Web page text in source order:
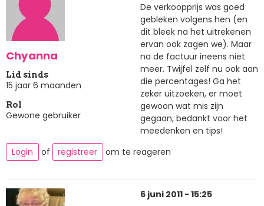
Chyanna
Lid sinds
15 jaar 6 maanden
Rol
Gewone gebruiker
De verkoopprijs was goed
gebleken volgens hen (en
dit bleek na het uitrekenen
ervan ook zagen we). Maar
na de factuur ineens niet
meer. Twijfel zelf nu ook aan
die percentages! Ga het
zeker uitzoeken, er moet
gewoon wat mis zijn
gegaan, bedankt voor het
meedenken en tips!
Login
of registreer om te reageren
6 juni 2011 - 15:25